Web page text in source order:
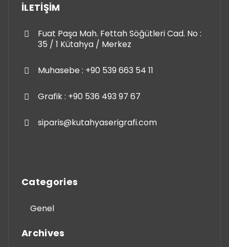
İLETİŞİM
Fuat Paşa Mah. Fettah Söğütleri Cad. No :
35 / 1 Kütahya / Merkez
Muhasebe : +90 539 663 54 11
Grafik : +90 536 493 97 67
siparis@kutahyaserigrafi.com
Categories
Genel
Archives